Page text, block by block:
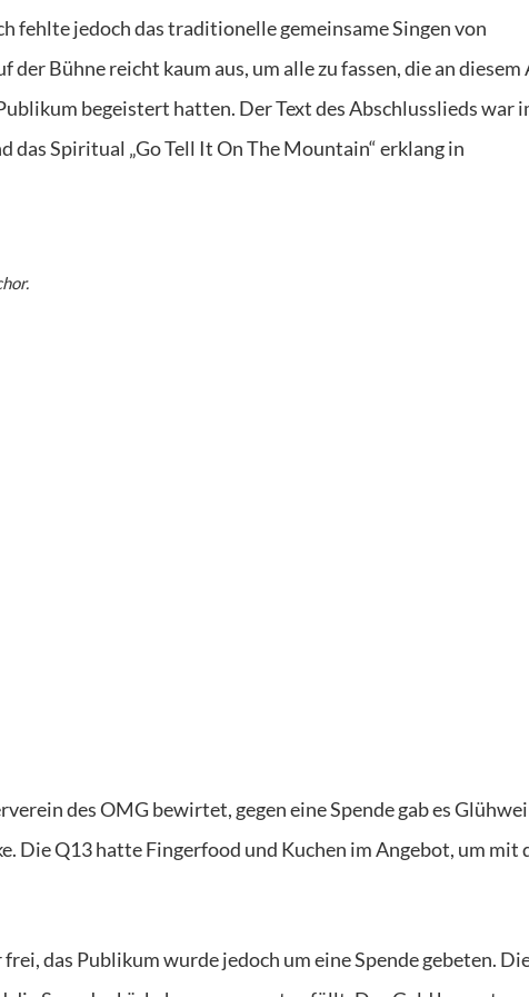
fehlte jedoch das traditionelle gemeinsame Singen von
Bühne reicht kaum aus, um alle zu fassen, die an diesem
begeistert hatten. Der Text des Abschlusslieds war
das Spiritual „Go Tell It On The Mountain“ erklang in
des OMG bewirtet, gegen eine Spende gab es
Die Q13 hatte Fingerfood und Kuchen im Angebot, um mit
das Publikum wurde jedoch um eine Spende gebeten.